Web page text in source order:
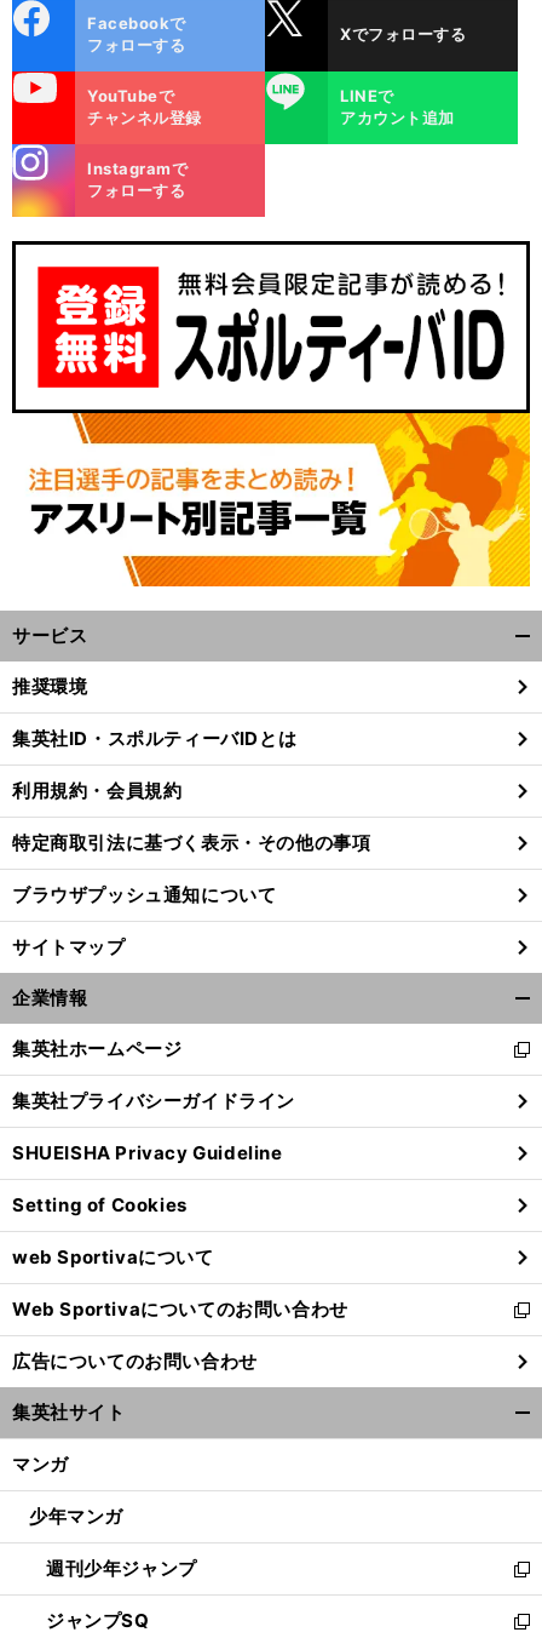
ok
Facebookで
フォローする
Xでフォローする
YouTubeで
チャンネル登録
LINE
LINEで
アカウント追加
m
Instagramで
フォローする
サービス
閉
る
推奨環境
集英社ID・スポルティーバIDとは
利用規約・会員規約
特定商取引法に基づく表示・その他の事項
ブラウザプッシュ通知について
サイトマップ
企業情報
閉
る
集英社ホームページ
新
し
い
ウ
ィ
ン
ド
ウ
で
開
く
集英社プライバシーガイドライン
SHUEISHA Privacy Guideline
Setting of Cookies
web Sportivaについて
Web Sportivaについてのお問い合わせ
新
し
い
ウ
ィ
ン
ウ
開
く
広告についてのお問い合わせ
集英社サイト
マンガ
少年マンガ
週刊少年ジャンプ
新
し
い
ジャンプSQ
新